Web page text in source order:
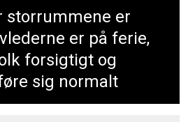
storrummene er
er på ferie,
forsigtigt og
sig normalt